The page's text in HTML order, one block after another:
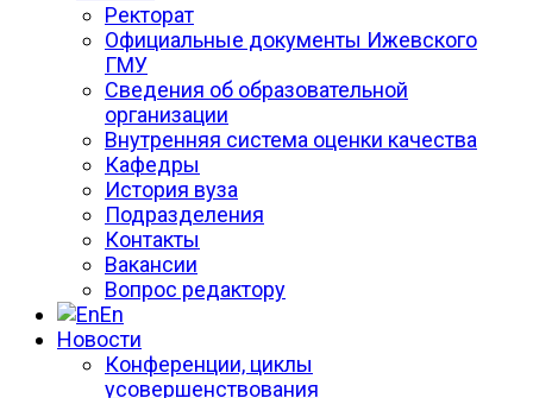
Ректорат
Официальные документы Ижевского
ГМУ
Сведения об образовательной
организации
Внутренняя система оценки качества
Кафедры
История вуза
Подразделения
Контакты
Вакансии
Вопрос редактору
En
Новости
Конференции, циклы
усовершенствования